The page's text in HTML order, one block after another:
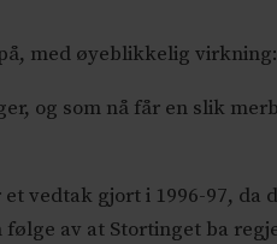
med øyeblikkelig virkning:
og som nå får en slik
vedtak gjort i 1996-97, da
av at Stortinget ba